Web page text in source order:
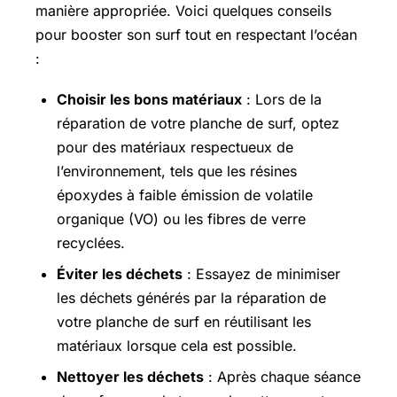
manière appropriée. Voici quelques conseils
pour booster son surf tout en respectant l’océan
:
Choisir les bons matériaux : Lors de la
réparation de votre planche de surf, optez
pour des matériaux respectueux de
l’environnement, tels que les résines
époxydes à faible émission de volatile
organique (VO) ou les fibres de verre
recyclées.
Éviter les déchets : Essayez de minimiser
les déchets générés par la réparation de
votre planche de surf en réutilisant les
matériaux lorsque cela est possible.
Nettoyer les déchets : Après chaque séance